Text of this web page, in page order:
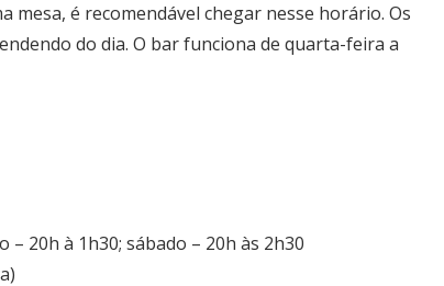
mesa, é recomendável chegar nesse horário. Os
do dia. O bar funciona de quarta-feira a
20h à 1h30; sábado – 20h às 2h30